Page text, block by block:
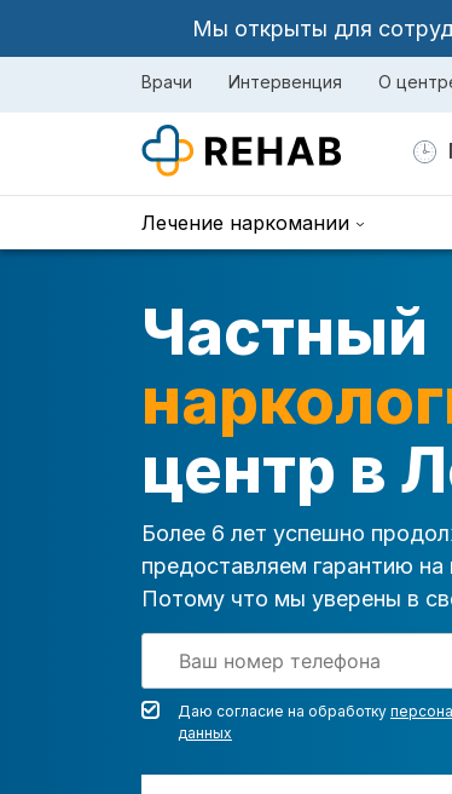
Мы открыты для
Врачи Интервенция О
Лечение наркомании
Частный
центр в
Более 6 лет успешно
предоставляем гарантию на
Потому что мы уверены в
Даю согласие на обработку
данных